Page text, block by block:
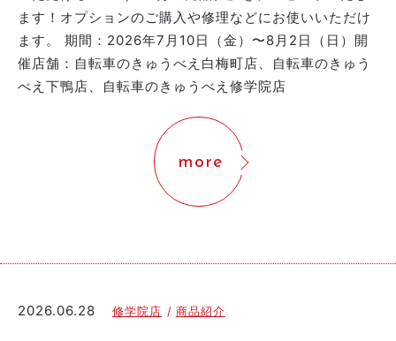
ます！オプションのご購入や修理などにお使いいただけ
ます。 期間：2026年7月10日（金）〜8月2日（日）開
催店舗：自転車のきゅうべえ白梅町店、自転車のきゅう
べえ下鴨店、自転車のきゅうべえ修学院店
more
2026.06.28 修学院店 商品紹介